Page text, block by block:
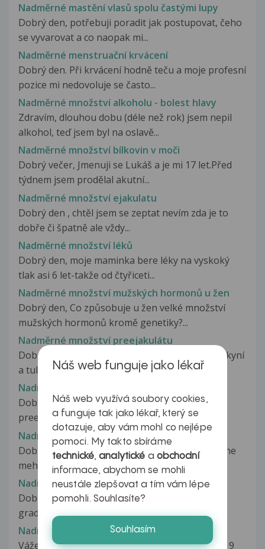
Nadměrné mastění vlasů spolu častými lupy
Dobrý den, potřebuji poradit jak postupovat, čeho
se vyvarovat a co naopak mi...
Nadměrné menstruační krvácení
Dobrý den. Při krvácení hodně teču a moje profesní
pozice mi nedovoluje se často...
Nadměrné množství alkoholu - bolest hlavy
Zdravím, dlouhou dobu (déle než rok) jsem nepil
alkohol, teď jsem byl na oslavě...
Nadměrné množství bílkovin v moči
Dobrý večer, Jmenuji se Lukáš a je mi 17 let.Před
týdnem jsem prodělal akutní...
Nadměrné množství ejakulatu
Dobrý den , chtěl jsem se zeptat nevím zda je to
dobře či špatně ale vždy...
Nadměrné množství léků
Dobrý den, moje maminka bere léky na vyskoký
tlak asi 6 let-takže od čtyřiceti...
Nadměrné množství mužských hormonů u žen
Dobrý den, Co způsobuje u žen velké množství
mužských hormonů kromě genetiky?...
Nadměrné množství preejakulátu
Dobrý den, je mi 16 let. Když jsem se svojí přítelkyní
a tulíme se, líbáme,...
Nadměrné množství Preejakulátu
Dobrý den, vadí mi nadměrné množství
preejakulátu tzv. kapky lásky, je to u...
Nadmerne moceni
Dobry den , Chci se zeptat na par otazek ohledne
meho moceni. zacnu asi tim...
Nadměrné močení, žízeň
Dobrý den, Je mi 35 let a poslední dobou u mě
graduje jeden problém. Mám téměř...
Nadměrné mrkání
Vážená paní doktorko, pane doktore, má dcera 9
Náš web funguje jako lékař
Náš web využívá soubory cookies,
a funguje tak jako lékař, který se
dotazuje, aby vám mohl co nejlépe
pomoci. My takto sbíráme
technické,analytické a obchodní
informace, abychom se mohli
neustále zlepšovat a tím vám lépe
pomohli. Souhlasíte?
Souhlasím